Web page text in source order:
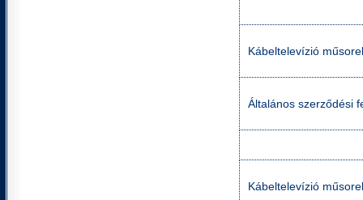
Kábeltelevízió
Általános szerződési
Kábeltelevízió